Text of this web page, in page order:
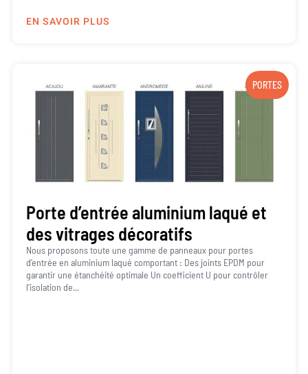
EN SAVOIR PLUS
PORTES
Porte d’entrée aluminium laqué et
des vitrages décoratifs
Nous proposons toute une gamme de panneaux pour portes
d’entrée en aluminium laqué comportant : Des joints EPDM pour
garantir une étanchéité optimale Un coefficient U pour contrôler
l’isolation de...